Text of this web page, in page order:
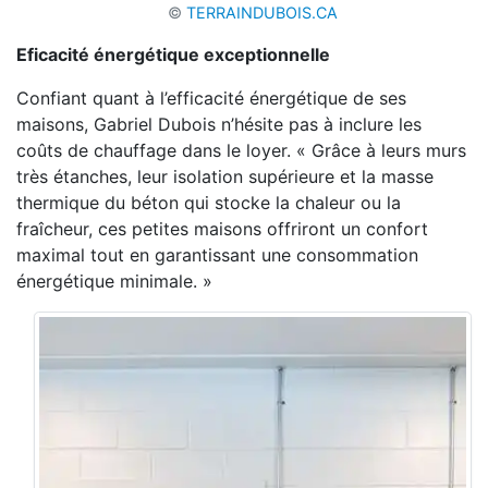
© TERRAINDUBOIS.CA
Eficacité énergétique exceptionnelle
Confiant quant à l’efficacité énergétique de ses
maisons, Gabriel Dubois n’hésite pas à inclure les
coûts de chauffage dans le loyer. « Grâce à leurs murs
très étanches, leur isolation supérieure et la masse
thermique du béton qui stocke la chaleur ou la
fraîcheur, ces petites maisons offriront un confort
maximal tout en garantissant une consommation
énergétique minimale. »